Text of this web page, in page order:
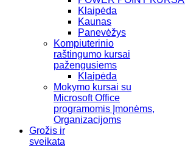
Klaipėda
Kaunas
Panevėžys
Kompiuterinio
raštingumo kursai
pažengusiems
Klaipėda
Mokymo kursai su
Microsoft Office
programomis Įmonėms,
Organizacijoms
Grožis ir
sveikata